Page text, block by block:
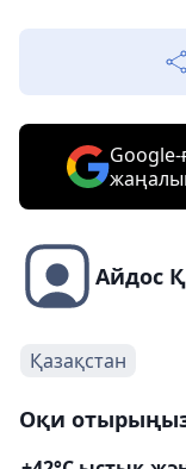
Айдос
Қазақстан
Оқи